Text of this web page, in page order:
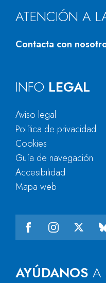
ATENCIÓN A
Contacta con
AYÚDANOS A
INFO LEGAL
Aviso legal
Política de privacidad
Cookies
Guía de navegación
Accesibilidad
Mapa web